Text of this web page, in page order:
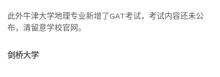
此外牛津大学地理专业新增了GAT考试，考试内容还未公
布，清留意学校官网。
剑桥大学